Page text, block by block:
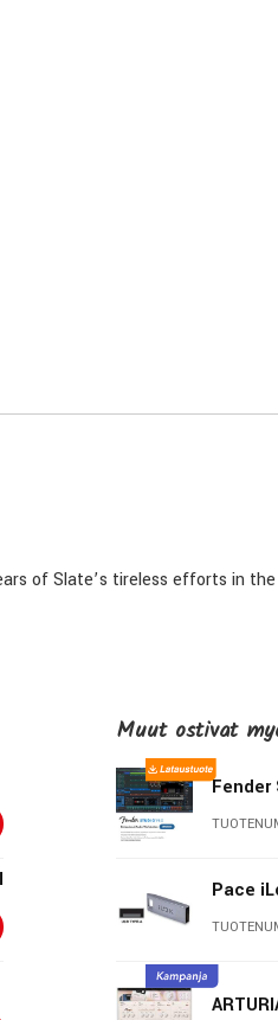
of Slate’s tireless efforts in
Muut ostivat
Fender
Pace